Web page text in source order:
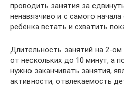
проводить занятия за
ненавязчиво и с самого
ребёнка встать и схватить
Длительность занятий на 2-ом
от нескольких до 10 минут, а
нужно заканчивать занятия,
активности, отвлекаемость